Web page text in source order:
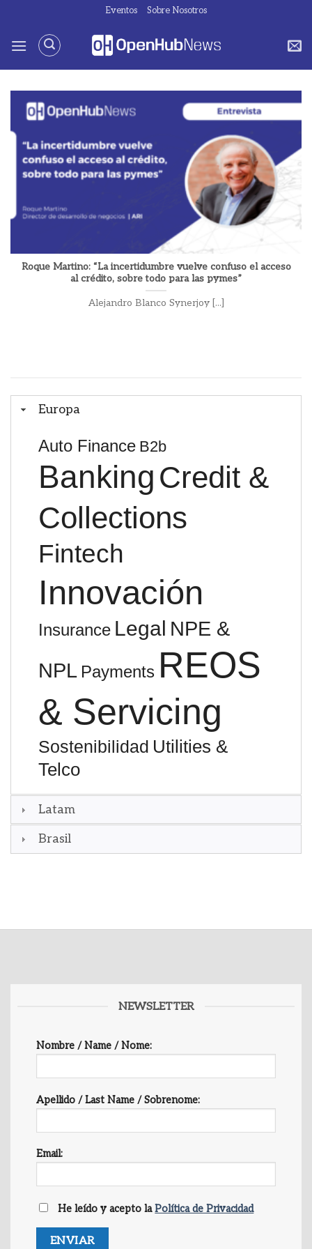
contenido
Eventos Sobre Nosotros
Europa
Auto Finance B2b
Banking Credit &
Collections
Fintech
Innovación
Insurance Legal NPE &
NPL Payments REOS
& Servicing
Sostenibilidad Utilities &
Telco
Latam
Brasil
Roque Martino: “La incertidumbre vuelve confuso el acceso
al crédito, sobre todo para las pymes”
Alejandro Blanco Synerjoy [...]
NEWSLETTER
Nombre / Name / Nome:
Apellido / Last Name / Sobrenome:
Email:
He leído y acepto laPolítica de Privacidad